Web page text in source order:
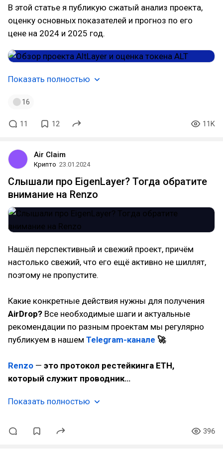
В этой статье я публикую сжатый анализ проекта,
оценку основных показателей и прогноз по его
цене на 2024 и 2025 год.
Показать полностью
16
11 12 11K
Air Claim
Крипто 23.01.2024
Слышали про EigenLayer? Тогда обратите
внимание на Renzo
Нашёл перспективный и свежий проект, причём
настолько свежий, что его ещё активно не шиллят,
поэтому не пропустите.
Какие конкретные действия нужны для получения
AirDrop? Все необходимые шаги и актуальные
рекомендации по разным проектам мы регулярно
публикуем в нашем Telegram-канале 🚀
Renzo — это протокол рестейкинга ETH,
который служит проводник…
Показать полностью
396